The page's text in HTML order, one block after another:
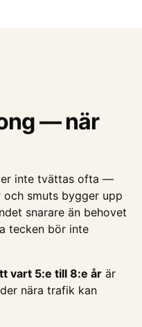
— när
inte tvättas ofta —
smuts bygger upp
snarare än behovet
tecken bör inte
vart 5:e till 8:e år är
nära trafik kan